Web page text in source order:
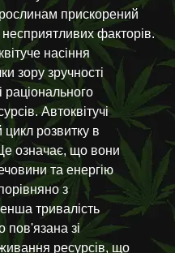
прискорений
несприятливих факторів.
насіння
зору зручності
раціонального
Автоквітучі
розвитку в
означає, що вони
та енергію
з
тривалість
пов'язана зі
ресурсів, що